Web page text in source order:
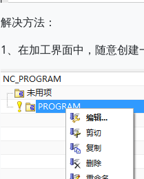
解决方法：
1、在加工界面中，随意创建